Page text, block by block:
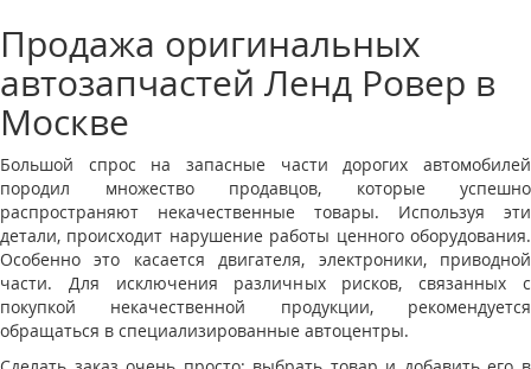
Продажа оригинальных
автозапчастей Ленд Ровер в
Москве
Большой спрос на запасные части дорогих автомобилей
породил множество продавцов, которые успешно
распространяют некачественные товары. Используя эти
детали, происходит нарушение работы ценного оборудования.
Особенно это касается двигателя, электроники, приводной
части. Для исключения различных рисков, связанных с
покупкой некачественной продукции, рекомендуется
обращаться в специализированные автоцентры.